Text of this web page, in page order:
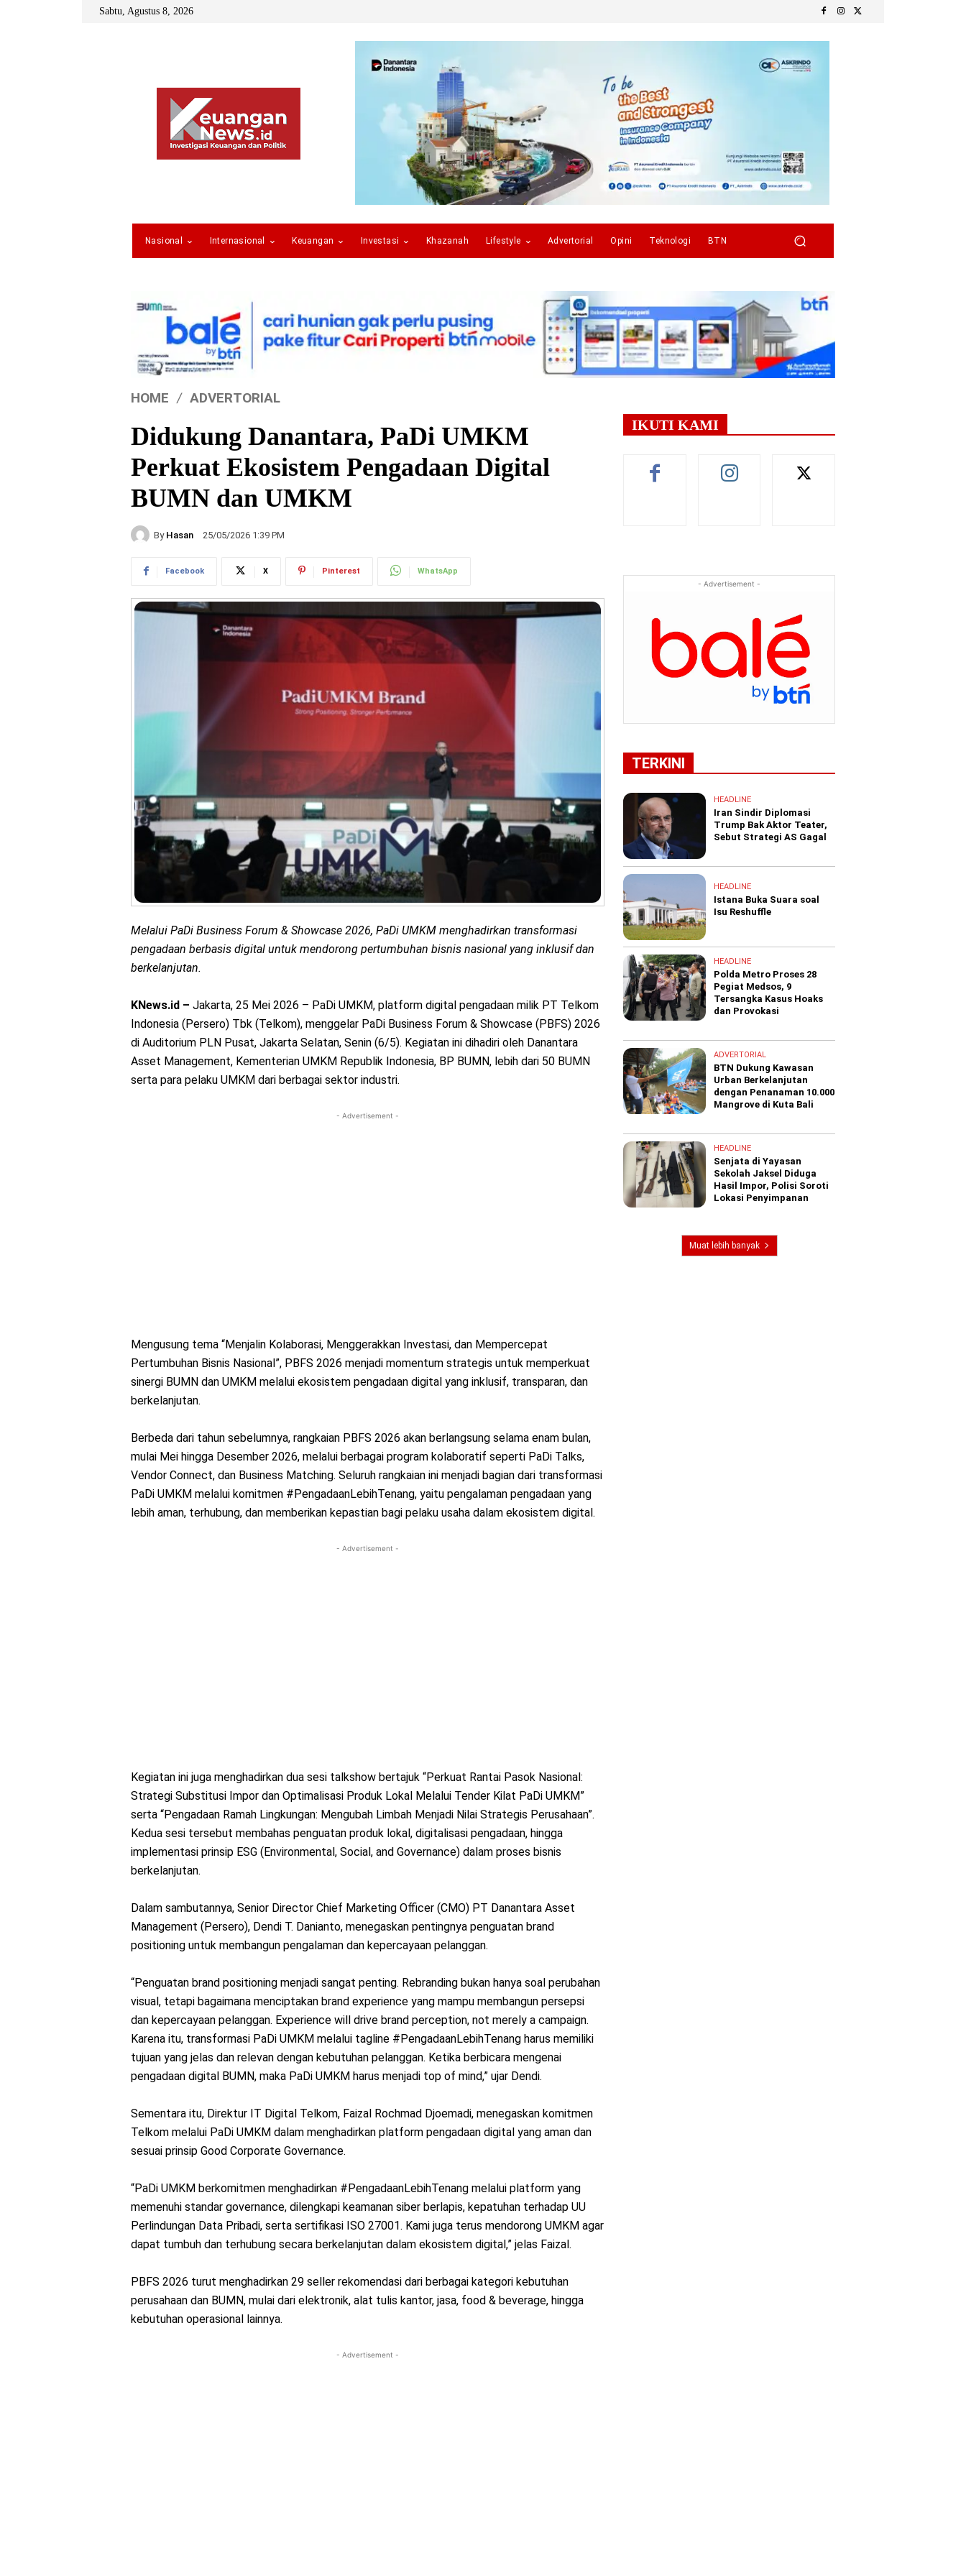
Sabtu, Agustus 8, 2026
Nasional Internasional Keuangan Investasi Khazanah Lifestyle Advertorial Opini Teknologi BTN
HOME ADVERTORIAL
Didukung Danantara, PaDi UMKM
Perkuat Ekosistem Pengadaan Digital
BUMN dan UMKM
By Hasan 25/05/2026 1:39 PM
Facebook X Pinterest WhatsApp
Melalui PaDi Business Forum & Showcase 2026, PaDi UMKM menghadirkan transformasi
pengadaan berbasis digital untuk mendorong pertumbuhan bisnis nasional yang inklusif dan
berkelanjutan.
KNews.id – Jakarta, 25 Mei 2026 – PaDi UMKM, platform digital pengadaan milik PT Telkom
Indonesia (Persero) Tbk (Telkom), menggelar PaDi Business Forum & Showcase (PBFS) 2026
di Auditorium PLN Pusat, Jakarta Selatan, Senin (6/5). Kegiatan ini dihadiri oleh Danantara
Asset Management, Kementerian UMKM Republik Indonesia, BP BUMN, lebih dari 50 BUMN
serta para pelaku UMKM dari berbagai sektor industri.
- Advertisement -
Mengusung tema “Menjalin Kolaborasi, Menggerakkan Investasi, dan Mempercepat
Pertumbuhan Bisnis Nasional”, PBFS 2026 menjadi momentum strategis untuk memperkuat
sinergi BUMN dan UMKM melalui ekosistem pengadaan digital yang inklusif, transparan, dan
berkelanjutan.
Berbeda dari tahun sebelumnya, rangkaian PBFS 2026 akan berlangsung selama enam bulan,
mulai Mei hingga Desember 2026, melalui berbagai program kolaboratif seperti PaDi Talks,
Vendor Connect, dan Business Matching. Seluruh rangkaian ini menjadi bagian dari transformasi
PaDi UMKM melalui komitmen #PengadaanLebihTenang, yaitu pengalaman pengadaan yang
lebih aman, terhubung, dan memberikan kepastian bagi pelaku usaha dalam ekosistem digital.
- Advertisement -
Kegiatan ini juga menghadirkan dua sesi talkshow bertajuk “Perkuat Rantai Pasok Nasional:
Strategi Substitusi Impor dan Optimalisasi Produk Lokal Melalui Tender Kilat PaDi UMKM”
serta “Pengadaan Ramah Lingkungan: Mengubah Limbah Menjadi Nilai Strategis Perusahaan”.
Kedua sesi tersebut membahas penguatan produk lokal, digitalisasi pengadaan, hingga
implementasi prinsip ESG (Environmental, Social, and Governance) dalam proses bisnis
berkelanjutan.
Dalam sambutannya, Senior Director Chief Marketing Officer (CMO) PT Danantara Asset
Management (Persero), Dendi T. Danianto, menegaskan pentingnya penguatan brand
positioning untuk membangun pengalaman dan kepercayaan pelanggan.
“Penguatan brand positioning menjadi sangat penting. Rebranding bukan hanya soal perubahan
visual, tetapi bagaimana menciptakan brand experience yang mampu membangun persepsi
dan kepercayaan pelanggan. Experience will drive brand perception, not merely a campaign.
Karena itu, transformasi PaDi UMKM melalui tagline #PengadaanLebihTenang harus memiliki
tujuan yang jelas dan relevan dengan kebutuhan pelanggan. Ketika berbicara mengenai
pengadaan digital BUMN, maka PaDi UMKM harus menjadi top of mind,” ujar Dendi.
Sementara itu, Direktur IT Digital Telkom, Faizal Rochmad Djoemadi, menegaskan komitmen
Telkom melalui PaDi UMKM dalam menghadirkan platform pengadaan digital yang aman dan
sesuai prinsip Good Corporate Governance.
“PaDi UMKM berkomitmen menghadirkan #PengadaanLebihTenang melalui platform yang
memenuhi standar governance, dilengkapi keamanan siber berlapis, kepatuhan terhadap UU
Perlindungan Data Pribadi, serta sertifikasi ISO 27001. Kami juga terus mendorong UMKM agar
dapat tumbuh dan terhubung secara berkelanjutan dalam ekosistem digital,” jelas Faizal.
PBFS 2026 turut menghadirkan 29 seller rekomendasi dari berbagai kategori kebutuhan
perusahaan dan BUMN, mulai dari elektronik, alat tulis kantor, jasa, food & beverage, hingga
kebutuhan operasional lainnya.
- Advertisement -
IKUTI KAMI
- Advertisement -
TERKINI
HEADLINE
Iran Sindir Diplomasi
Trump Bak Aktor Teater,
Sebut Strategi AS Gagal
HEADLINE
Istana Buka Suara soal
Isu Reshuffle
HEADLINE
Polda Metro Proses 28
Pegiat Medsos, 9
Tersangka Kasus Hoaks
dan Provokasi
ADVERTORIAL
BTN Dukung Kawasan
Urban Berkelanjutan
dengan Penanaman 10.000
Mangrove di Kuta Bali
HEADLINE
Senjata di Yayasan
Sekolah Jaksel Diduga
Hasil Impor, Polisi Soroti
Lokasi Penyimpanan
Muat lebih banyak